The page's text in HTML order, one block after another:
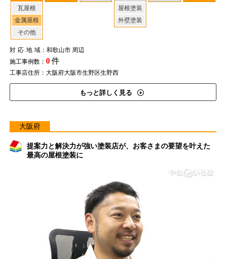
瓦屋根
金属屋根
その他
屋根塗装
外壁塗装
対応地域：和歌山市 周辺
施工事例数： 0件
工事店住所：大阪府大阪市生野区生野西
もっと詳しく見る
大阪府
提案力と解決力が強い塗装店が、お客さまの要望を叶えた
最高の屋根塗装に